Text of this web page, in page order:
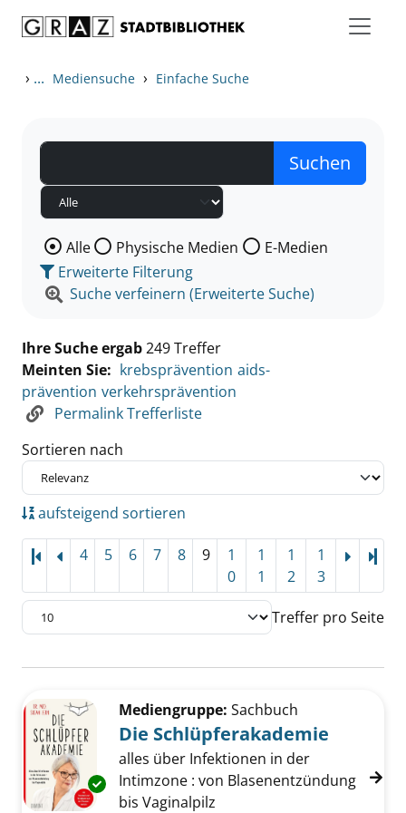
› ... Mediensuche › Einfache Suche
Wählen Sie die Medienart nach der Sie suchen wollen.
Alle Physische Medien
E-Medien
Erweiterte Filterung
Suche verfeinern (Erweiterte Suche)
Ihre Suche ergab249 Treffer
Meinten Sie: krebsprävention aids-
prävention verkehrsprävention
Permalink Trefferliste
Sortieren nach
aufsteigend sortieren
4 5 6 7 8 9
1
0
1
1
1
2
1
3
Treffer pro Seite
Zu den Suchfiltern springen
Exemplar-Details von Die
Mediengruppe: Sachbuch
Die Schlüpferakademie
alles über Infektionen in der
Intimzone : von Blasenentzündung
bis Vaginalpilz